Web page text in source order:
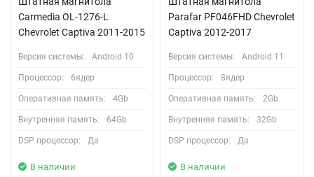
Carmedia OL-1276-L
Chevrolet Captiva 2011-2015
Версия системы: Android 10
Процессор: 6ядер
Оперативная память: 4Gb
Внутренняя память: 64Gb
DSP процессор: Да
В наличии
Parafar PF046FHD Chevrolet
Captiva 2012-2017
Версия системы: Android 11
Процессор: 8ядер
Оперативная память: 2Gb
Внутренняя память: 32Gb
DSP процессор: Да
В наличии